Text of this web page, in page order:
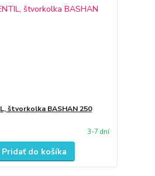
štvorkolka BASHAN 250
3-7 dní
Pridať do košíka